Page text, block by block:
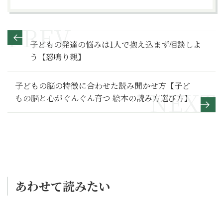
子どもの発達の悩みは1人で抱え込まず相談しよ
う【怒鳴り親】
子どもの脳の特徴に合わせた読み聞かせ方【子ど
もの脳と心がぐんぐん育つ 絵本の読み方選び方】
あわせて読みたい